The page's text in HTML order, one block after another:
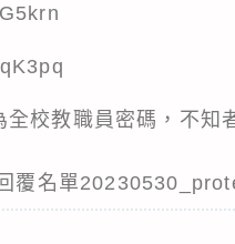
校教職員密碼，不知
覆名單